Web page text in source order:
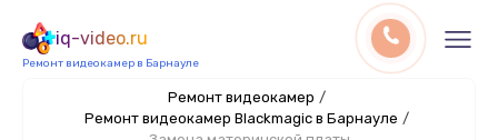
iq-video.ru
Ремонт видеокамер в Барнауле
Ремонт видеокамер /
Ремонт видеокамер Blackmagic в Барнауле /